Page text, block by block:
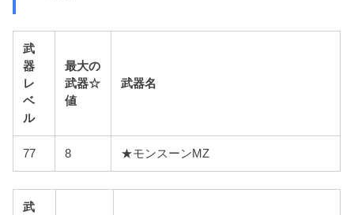
武
器
レ
ベ
ル
最大の
武器☆
値
武器名
77 8 ★モンスーンMZ
武